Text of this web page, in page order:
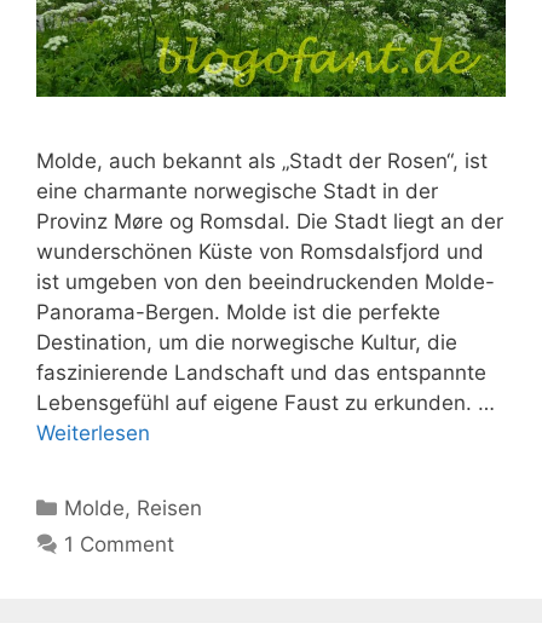
Molde, auch bekannt als „Stadt der Rosen“, ist
eine charmante norwegische Stadt in der
Provinz Møre og Romsdal. Die Stadt liegt an der
wunderschönen Küste von Romsdalsfjord und
ist umgeben von den beeindruckenden Molde-
Panorama-Bergen. Molde ist die perfekte
Destination, um die norwegische Kultur, die
faszinierende Landschaft und das entspannte
Lebensgefühl auf eigene Faust zu erkunden. …
Weiterlesen
Kategorien
Molde, Reisen
1 Comment